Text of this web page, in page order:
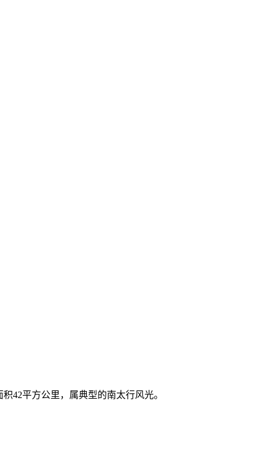
42平方公里，属典型的南太行风光。